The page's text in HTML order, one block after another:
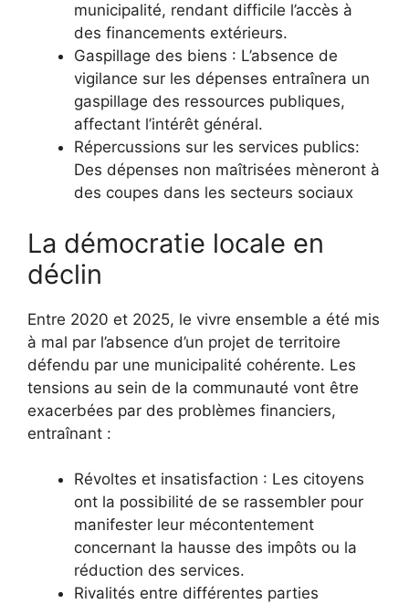
municipalité, rendant difficile l’accès à
des financements extérieurs.
Gaspillage des biens : L’absence de
vigilance sur les dépenses entraînera un
gaspillage des ressources publiques,
affectant l’intérêt général.
Répercussions sur les services publics:
Des dépenses non maîtrisées mèneront à
des coupes dans les secteurs sociaux
La démocratie locale en
déclin
Entre 2020 et 2025, le vivre ensemble a été mis
à mal par l’absence d’un projet de territoire
défendu par une municipalité cohérente. Les
tensions au sein de la communauté vont être
exacerbées par des problèmes financiers,
entraînant :
Révoltes et insatisfaction : Les citoyens
ont la possibilité de se rassembler pour
manifester leur mécontentement
concernant la hausse des impôts ou la
réduction des services.
Rivalités entre différentes parties